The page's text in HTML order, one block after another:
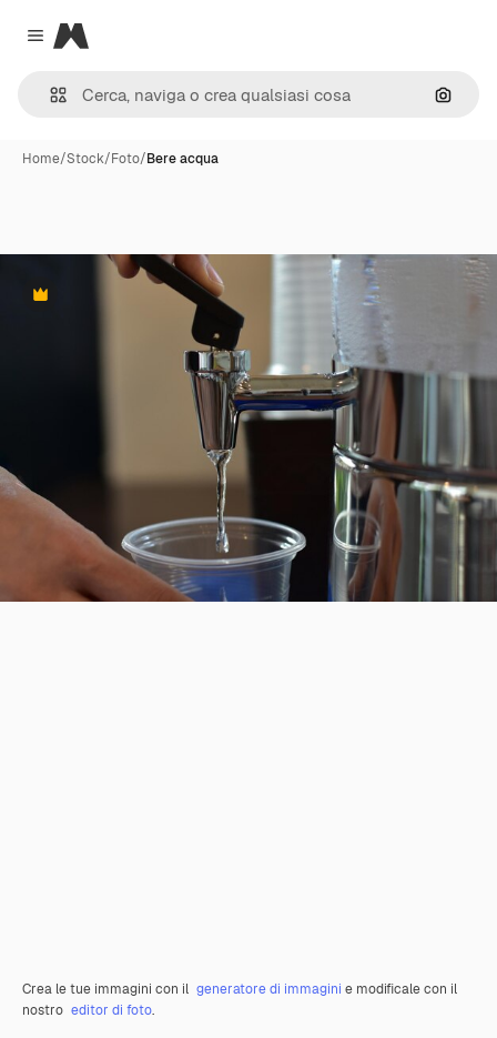
Close menu
Magnific
Cerca
Home/Stock/Foto/Bere acqua
Premium
Crea le tue immagini con il generatore di immagini e modificale con il
nostro editor di foto.